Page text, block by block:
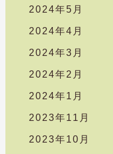
2024年5月
2024年4月
2024年3月
2024年2月
2024年1月
2023年11月
2023年10月